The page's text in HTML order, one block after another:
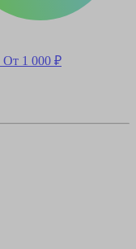
От 1 000 ₽